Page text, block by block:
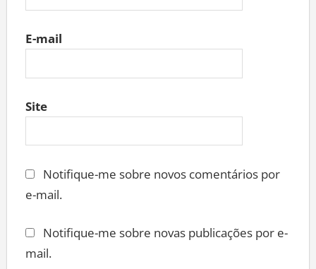
E-mail
Site
Notifique-me sobre novos comentários por
e-mail.
Notifique-me sobre novas publicações por e-
mail.